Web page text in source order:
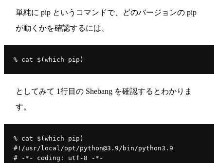
単純に pip というコマンドで、どのバージョンの pip
が動くかを確認するには、
% cat $(which pip)
としてみて 1行目の Shebang を確認するとわかりま
す。
% cat $(which pip)
#!/usr/local/opt/python@3.9/bin/python3.9
# -*- coding: utf-8 -*-